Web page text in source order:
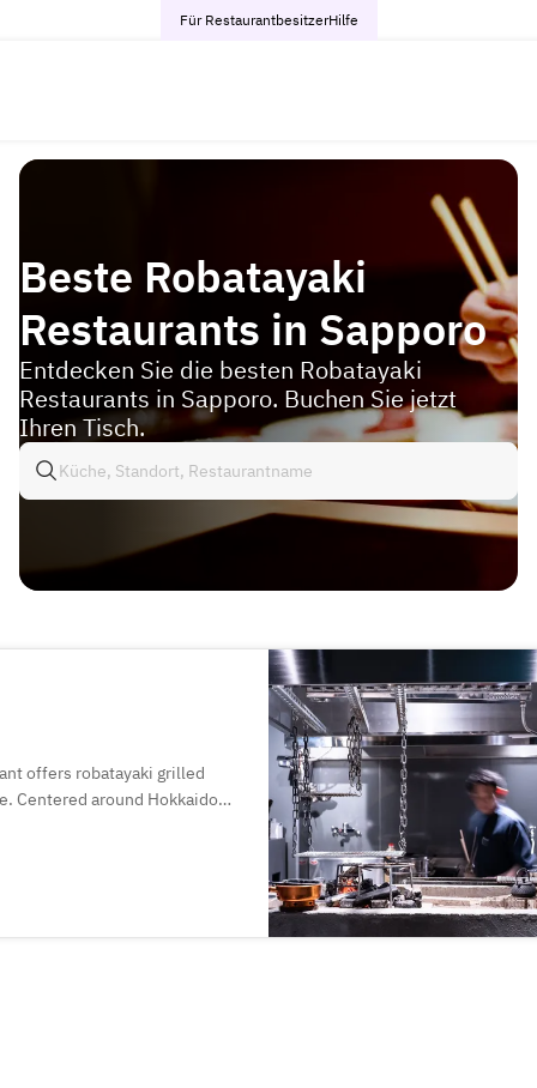
Für RestaurantbesitzerHilfe
Beste Robatayaki
Restaurants in Sapporo
Entdecken Sie die besten Robatayaki
Restaurants in Sapporo. Buchen Sie jetzt
Ihren Tisch.
offers robatayaki grilled
Centered around Hokkaido